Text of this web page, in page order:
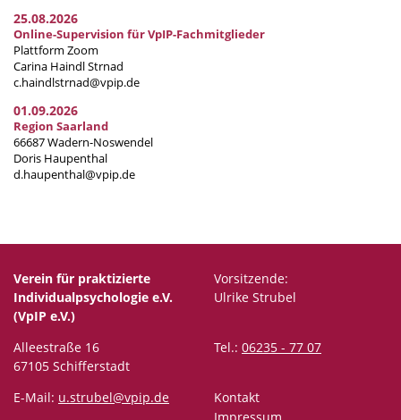
25.08.2026
Online-Supervision für VpIP-Fachmitglieder
Plattform Zoom
Carina Haindl Strnad
c.haindlstrnad@vpip.de
01.09.2026
Region Saarland
66687 Wadern-Noswendel
Doris Haupenthal
d.haupenthal@vpip.de
Verein für praktizierte
Individualpsychologie e.V.
(VpIP e.V.)
Vorsitzende:
Ulrike Strubel
Alleestraße 16
67105 Schifferstadt
Tel.: 06235 - 77 07
E-Mail: u.strubel@vpip.de
Kontakt